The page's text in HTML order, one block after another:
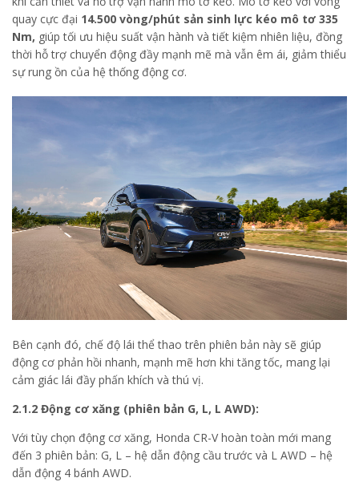
quay cực đại 14.500 vòng/phút sản sinh lực kéo mô tơ 335
Nm, giúp tối ưu hiệu suất vận hành và tiết kiệm nhiên liệu, đồng
thời hỗ trợ chuyển động đầy mạnh mẽ mà vẫn êm ái, giảm thiểu
sự rung ồn của hệ thống động cơ.
Bên cạnh đó, chế độ lái thể thao trên phiên bản này sẽ giúp
động cơ phản hồi nhanh, mạnh mẽ hơn khi tăng tốc, mang lại
cảm giác lái đầy phấn khích và thú vị.
2.1.2 Động cơ xăng (phiên bản G, L, L AWD):
Với tùy chọn động cơ xăng, Honda CR-V hoàn toàn mới mang
đến 3 phiên bản: G, L – hệ dẫn động cầu trước và L AWD – hệ
dẫn động 4 bánh AWD.